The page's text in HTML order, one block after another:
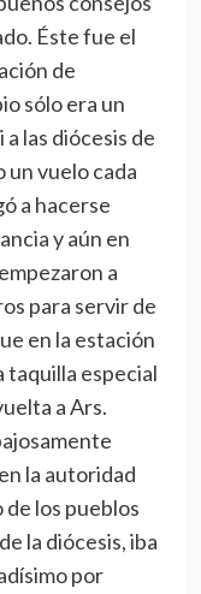
Éste fue el
de
sólo era un
las diócesis de
un vuelo cada
a hacerse
y aún en
a
para servir de
en la estación
taquilla especial
a Ars.
la autoridad
los pueblos
la diócesis, iba
por